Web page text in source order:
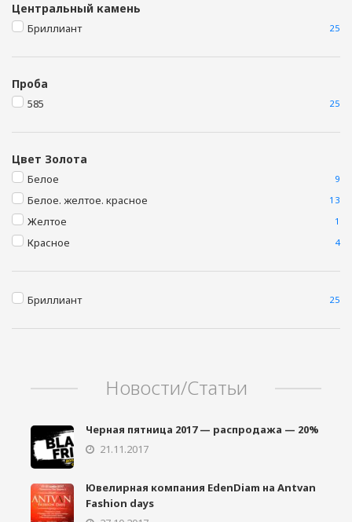
Центральный камень
Бриллиант 25
Проба
585 25
Цвет Золота
Белое 9
Белое. желтое. красное 13
Желтое 1
Красное 4
Бриллиант 25
Новости/Статьи
Черная пятница 2017 — распродажа — 20%
21.11.2017
Ювелирная компания EdenDiam на Antvan
Fashion days